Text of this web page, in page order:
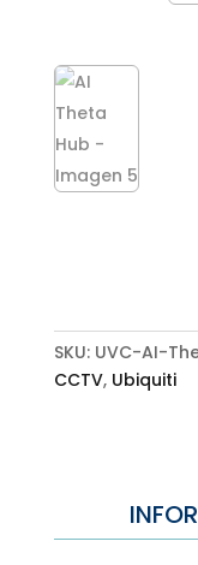
SKU: UVC-AI-
CCTV, Ubiquiti